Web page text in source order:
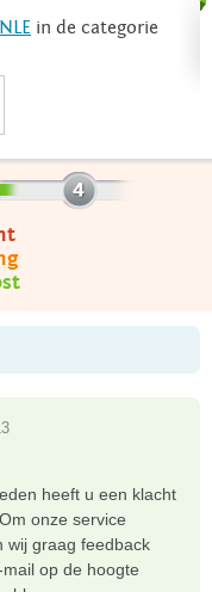
NLE in de categorie
heeft u een klacht
onze service
wij graag feedback
op de hoogte